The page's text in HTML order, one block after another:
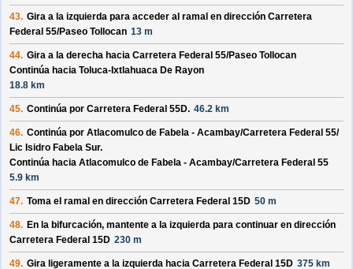
43. Gira a la izquierda para acceder al ramal en dirección Carretera
Federal 55/Paseo Tollocan 13 m
44. Gira a la derecha hacia Carretera Federal 55/Paseo Tollocan
Continúa hacia Toluca-Ixtlahuaca De Rayon
18.8 km
45. Continúa por Carretera Federal 55D. 46.2 km
46. Continúa por Atlacomulco de Fabela - Acambay/Carretera Federal 55/
Lic Isidro Fabela Sur.
Continúa hacia Atlacomulco de Fabela - Acambay/Carretera Federal 55
5.9 km
47. Toma el ramal en dirección Carretera Federal 15D 50 m
48. En la bifurcación, mantente a la izquierda para continuar en dirección
Carretera Federal 15D 230 m
49. Gira ligeramente a la izquierda hacia Carretera Federal 15D 375 km